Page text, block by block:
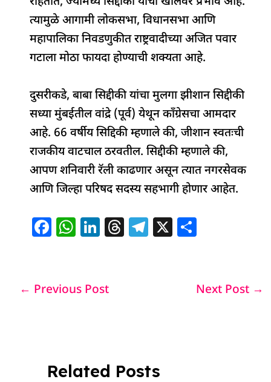
त्यामुळे आगामी लोकसभा, विधानसभा आणि
महापालिका निवडणुकीत राष्ट्रवादीच्या अजित पवार
गटाला मोठा फायदा होण्याची शक्यता आहे.
दुसरीकडे, बाबा सिद्दीकी यांचा मुलगा झीशान सिद्दीकी
सध्या मुंबईतील वांद्रे (पूर्व) येथून काँग्रेसचा आमदार
आहे. 66 वर्षीय सिद्दिकी म्हणाले की, जीशान स्वतःची
राजकीय वाटचाल ठरवतील. सिद्दीकी म्हणाले की,
आपण शनिवारी रॅली काढणार असून त्यात नगरसेवक
आणि जिल्हा परिषद सदस्य सहभागी होणार आहेत.
F
e
k
W
s
Li
e
T T X
e
← Previous Post Next Post →
Related Posts